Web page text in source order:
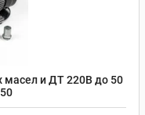
масел и ДТ 220В до 50